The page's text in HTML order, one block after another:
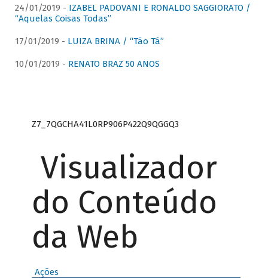
24/01/2019 - IZABEL PADOVANI E RONALDO SAGGIORATO /
“Aquelas Coisas Todas”
17/01/2019 - LUIZA BRINA / “Tão Tá”
10/01/2019 - RENATO BRAZ 50 ANOS
Z7_7QGCHA41L0RP906P422Q9QGGQ3
Visualizador
do Conteúdo
da Web
Ações